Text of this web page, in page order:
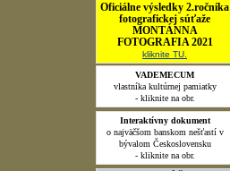
Oficiálne výsledky 2.ročníka
fotografickej súťaže
MONTÁNNA
FOTOGRAFIA 2021
kliknite TU.
VADEMECUM
vlastníka kultúrnej pamiatky
- kliknite na obr.
Interaktívny dokument
o najväčšom banskom nešťastí v
bývalom Československu
- kliknite na obr.